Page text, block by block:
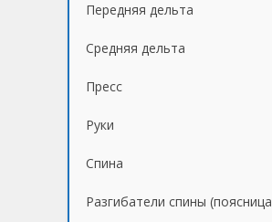
Передняя дельта
Средняя дельта
Пресс
Руки
Спина
Разгибатели спины (поясница